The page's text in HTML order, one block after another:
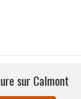
sur Calmont